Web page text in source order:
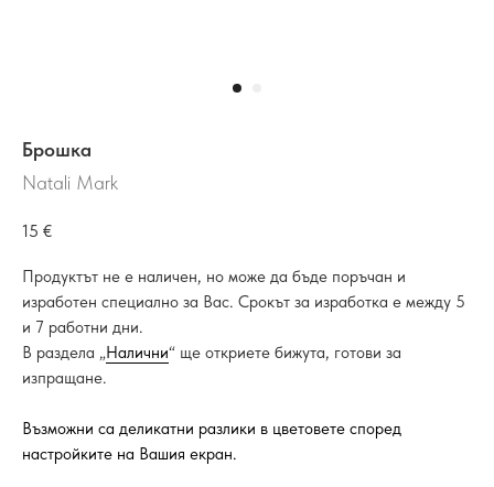
Брошка
Natali Mark
15 €
Продуктът не е наличен, но може да бъде поръчан и
изработен специално за Вас. Срокът за изработка е между 5
и 7 работни дни.
В раздела „Налични“ ще откриете бижута, готови за
изпращане.
Възможни са деликатни разлики в цветовете според
настройките на Вашия екран.